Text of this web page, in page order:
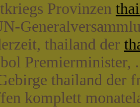
Provinzen
thailand der
Premierminister,
thailand
komplett